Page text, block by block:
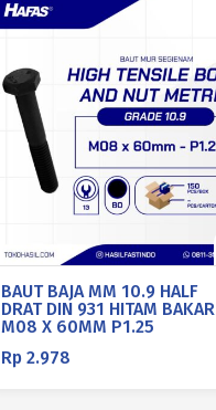
BAUT BAJA MM 10.9 HALF
DRAT DIN 931 HITAM BAKAR
M08 X 60MM P1.25
Rp 2.978